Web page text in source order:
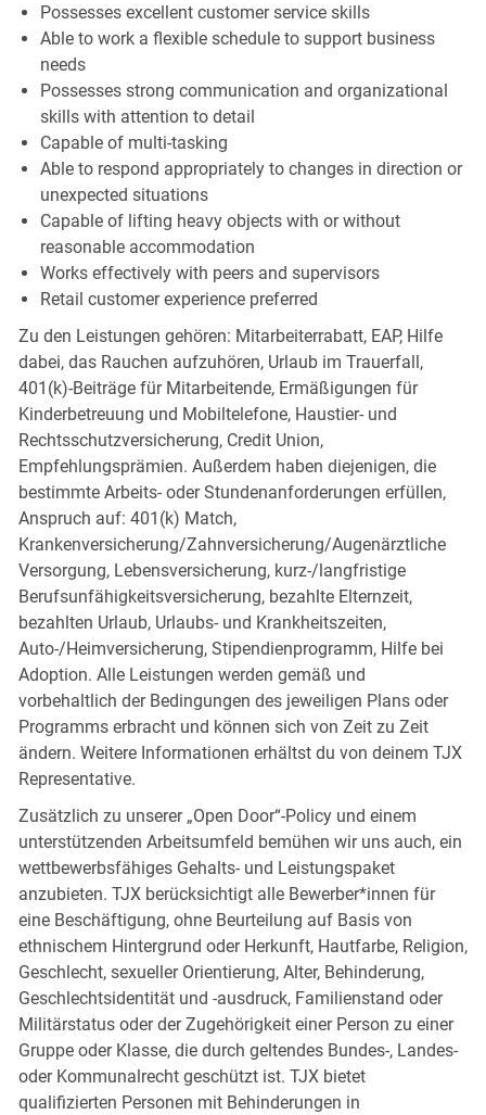
Possesses excellent customer service skills
Able to work a flexible schedule to support business
needs
Possesses strong communication and organizational
skills with attention to detail
Capable of multi-tasking
Able to respond appropriately to changes in direction or
unexpected situations
Capable of lifting heavy objects with or without
reasonable accommodation
Works effectively with peers and supervisors
Retail customer experience preferred
Zu den Leistungen gehören: Mitarbeiterrabatt, EAP, Hilfe
dabei, das Rauchen aufzuhören, Urlaub im Trauerfall,
401(k)-Beiträge für Mitarbeitende, Ermäßigungen für
Kinderbetreuung und Mobiltelefone, Haustier- und
Rechtsschutzversicherung, Credit Union,
Empfehlungsprämien. Außerdem haben diejenigen, die
bestimmte Arbeits- oder Stundenanforderungen erfüllen,
Anspruch auf: 401(k) Match,
Krankenversicherung/Zahnversicherung/Augenärztliche
Versorgung, Lebensversicherung, kurz-/langfristige
Berufsunfähigkeitsversicherung, bezahlte Elternzeit,
bezahlten Urlaub, Urlaubs- und Krankheitszeiten,
Auto-/Heimversicherung, Stipendienprogramm, Hilfe bei
Adoption. Alle Leistungen werden gemäß und
vorbehaltlich der Bedingungen des jeweiligen Plans oder
Programms erbracht und können sich von Zeit zu Zeit
ändern. Weitere Informationen erhältst du von deinem TJX
Representative.
Zusätzlich zu unserer „Open Door“-Policy und einem
unterstützenden Arbeitsumfeld bemühen wir uns auch, ein
wettbewerbsfähiges Gehalts- und Leistungspaket
anzubieten. TJX berücksichtigt alle Bewerber*innen für
eine Beschäftigung, ohne Beurteilung auf Basis von
ethnischem Hintergrund oder Herkunft, Hautfarbe, Religion,
Geschlecht, sexueller Orientierung, Alter, Behinderung,
Geschlechtsidentität und -ausdruck, Familienstand oder
Militärstatus oder der Zugehörigkeit einer Person zu einer
Gruppe oder Klasse, die durch geltendes Bundes-, Landes-
oder Kommunalrecht geschützt ist. TJX bietet
qualifizierten Personen mit Behinderungen in